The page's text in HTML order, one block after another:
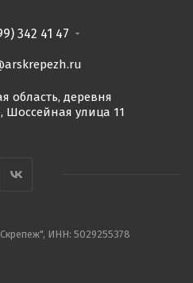
342 41 47
область, деревня
Шоссейная улица 11
ИНН: 5029255378